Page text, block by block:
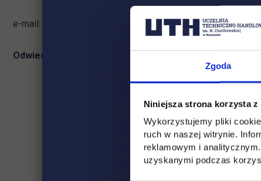
Zgoda
Niniejsza strona korzysta
Wykorzystujemy pliki
ruch w naszej witrynie.
reklamowym i
uzyskanymi podczas
e-mail: rekrutacja.jagiellonska@uth.edu.pl
Odwiedź nasze Biura Rekrutacji: